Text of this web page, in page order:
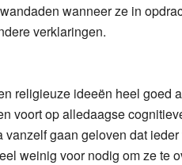
wanneer ze in
verklaringen.
religieuze ideeën heel goed
voort op alledaagse
gaan geloven dat
weinig voor nodig om ze te